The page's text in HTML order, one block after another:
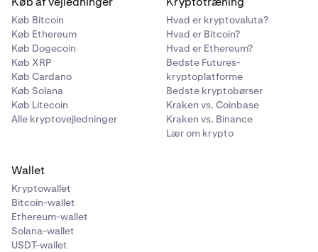
Åben mængde
Åbningspris
Nuværende pris
Værdi (nuværende nominel værdi)
UP&L
TP/SL (take profit og stop loss-niveauer, med
Du kan redigere en positions TP/SL direkte fra denne
tabel ved hjælp af redigeringsikonet, eller lukke en
position ved hjælp af luk-ikonet.
Lukkede positioner:
Køb Bitcoin
Køb Ethereum
Køb Dogecoin
Køb XRP
Køb Cardano
Køb Solana
Køb Litecoin
Alle kryptovejledninger
Hvad er kryptovaluta?
Hvad er Bitcoin?
Hvad er Ethereum?
Bedste Futures-
kryptoplatforme
Bedste kryptobørser
Kraken vs. Coinbase
Kraken vs. Binance
Lær om krypto
Wallet
Kryptowallet
Bitcoin-wallet
Ethereum-wallet
Solana-wallet
USDT-wallet